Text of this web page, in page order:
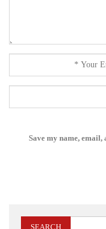
Save my name,